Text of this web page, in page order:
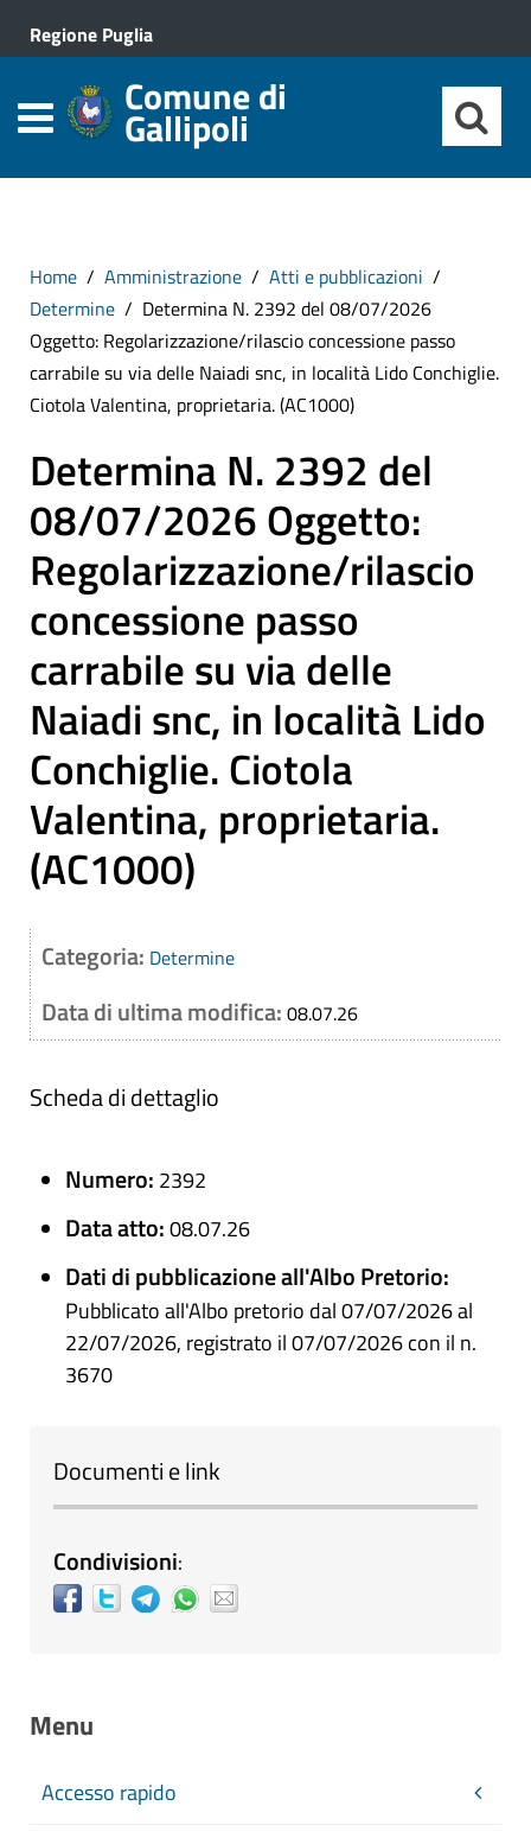
Regione Puglia
Comune di
Gallipoli
Home Amministrazione
Atti e pubblicazioni
Determine
Determina N. 2392 del 08/07/2026
Oggetto: Regolarizzazione/rilascio concessione passo
carrabile su via delle Naiadi snc, in località Lido Conchiglie.
Ciotola Valentina, proprietaria. (AC1000)
Determina N. 2392 del
08/07/2026 Oggetto:
Regolarizzazione/rilascio
concessione passo
carrabile su via delle
Naiadi snc, in località Lido
Conchiglie. Ciotola
Valentina, proprietaria.
(AC1000)
Categoria: Determine
Data di ultima modifica: 08.07.26
Scheda di dettaglio
Numero: 2392
Data atto:08.07.26
Dati di pubblicazione all'Albo Pretorio:
Pubblicato all'Albo pretorio dal 07/07/2026 al
22/07/2026, registrato il 07/07/2026 con il n.
3670
Documenti e link
Condivisioni:
Menu
Accesso rapido